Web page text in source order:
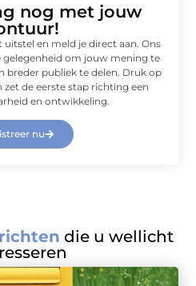
nog met jouw
en meld je direct aan. Ons
om jouw mening te
breder publiek te delen. Druk op
zet de eerste stap richting een
en ontwikkeling.
nu
die u wellicht